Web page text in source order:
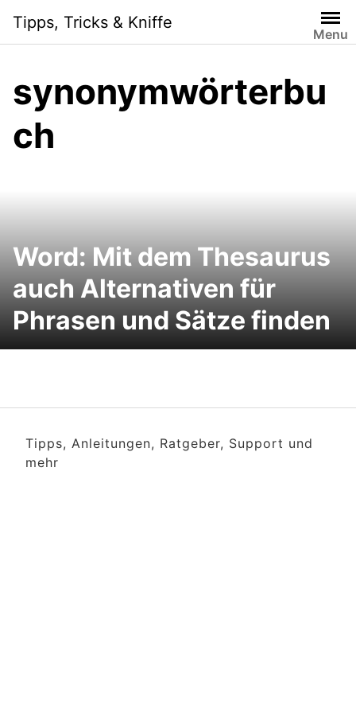
content
Tipps, Tricks & Kniffe
Menu
synonymwörterbu
ch
Word: Mit dem Thesaurus
auch Alternativen für
Phrasen und Sätze finden
Tipps, Anleitungen, Ratgeber, Support und
mehr